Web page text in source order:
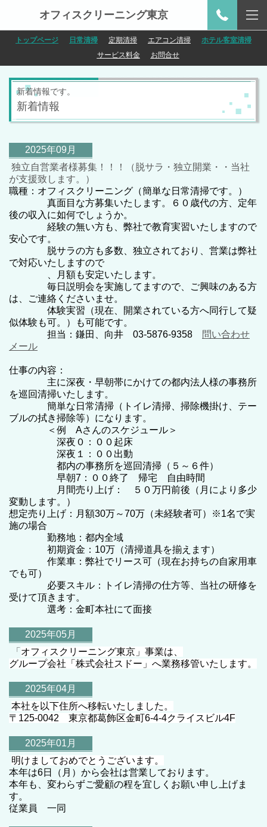
オフィスクリーニング東京
トップページ 日常清掃 定期清掃 エアコン清掃
ホテル客室清掃
サービス料金
お問合せ
新着情報です。
新着情報
2025年09月
独立自営業者様募集！！！（脱サラ・独立開業・・当社
が支援致します。）
職種：オフィスクリーニング（簡単な日常清掃です。）
真面目な方募集いたします。６０歳代の方、定年
後の収入に如何でしょうか。
経験の無い方も、弊社で教育実習いたしますので
安心です。
脱サラの方も多数、独立されており、営業は弊社
で対応いたしますので
、月額も安定いたします。
毎日説明会を実施してますので、ご興味のある方
は、ご連絡くださいませ。
体験実習（現在、開業されている方へ同行して疑
似体験も可。）も可能です。
担当：鎌田、向井 03-5876-9358
問い合わせ
メール
仕事の内容：
主に深夜・早朝帯にかけての都内法人様の事務所
を巡回清掃いたします。
簡単な日常清掃（トイレ清掃、掃除機掛け、テー
ブルの拭き掃除等）になります。
＜例 Aさんのスケジュール＞
深夜０：００起床
深夜１：００出動
都内の事務所を巡回清掃（５～６件）
早朝7：００終了 帰宅 自由時間
月間売り上げ： ５０万円前後（月により多少
変動します。）
想定売り上げ：月額30万～70万（未経験者可）※1名で実
施の場合
勤務地：都内全域
初期資金：10万（清掃道具を揃えます）
作業車：弊社でリース可（現在お持ちの自家用車
でも可）
必要スキル：トイレ清掃の仕方等、当社の研修を
受けて頂きます。
選考：金町本社にて面接
2025年05月
「 オフィスクリーニング東京」事業は、
グループ会社「株式会社スドー」へ業務移管いたします。
2025年04月
本社を以下住所へ移転いたしました。
〒125-0042 東京都葛飾区金町6-4-4クライスビル4F
2025年01月
明けましておめでとうございます。
本年は6日（月）から会社は営業しております。
本年も、変わらずご愛顧の程を宜しくお願い申し上げま
す。
従業員 一同